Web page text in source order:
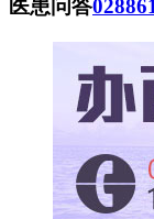
医患问答